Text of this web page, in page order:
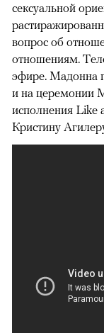
сексуальной
вопрос об
отношениям.
эфире. Мадонна
и на церемонии
исполнения Like
Кристину